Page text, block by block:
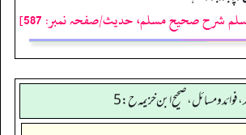
شرح صحیح مسلم، حدیث/صفحہ نمبر: 587]
فوائد و مسائل، صحیح ابن خزیمہ ح : 5